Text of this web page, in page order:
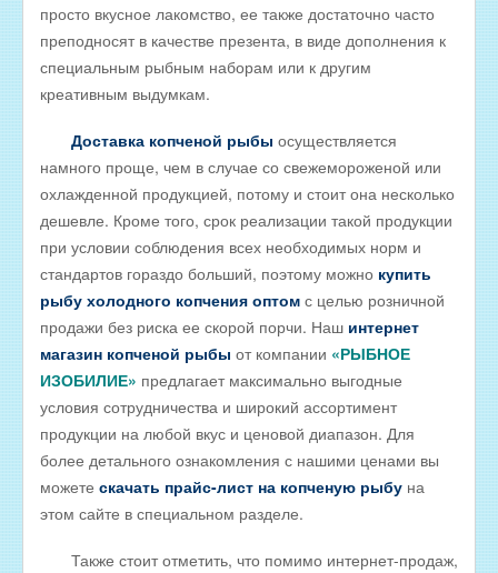
Оптовые цены на РЫБНЫЕ КОНСЕРВЫ
Оптовые цены на РЫБНЫЕ СТЕЙКИ
Оптовые цены на ЖИВУЮ РЫБУ
Оптовые цены на ОХЛАЖДЕННУЮ РЫБУ
Оптовые цены на ВЯЛЕНУЮ РЫБУ
Оптовые цены на ФИЛЕ ИЗ РЫБЫ
Оптовые цены на СОЛЕНУЮ РЫБУ
Оптовые цены на КОПЧЁНУЮ РЫБУ
Скачать все прайсы в одном архиве
МЯСНАЯ ПРОДУКЦИЯ
ОБРАТНАЯ СВЯЗЬ
ИНТЕРНЕТ-МАГАЗИН
просто вкусное лакомство, ее также достаточно часто
преподносят в качестве презента, в виде дополнения к
специальным рыбным наборам или к другим
креативным выдумкам.
Доставка копченой рыбы осуществляется
намного проще, чем в случае со свежемороженой или
охлажденной продукцией, потому и стоит она несколько
дешевле. Кроме того, срок реализации такой продукции
при условии соблюдения всех необходимых норм и
стандартов гораздо больший, поэтому можно купить
рыбу холодного копчения оптом с целью розничной
продажи без риска ее скорой порчи. Наш интернет
магазин копченой рыбы от компании «РЫБНОЕ
ИЗОБИЛИЕ» предлагает максимально выгодные
условия сотрудничества и широкий ассортимент
продукции на любой вкус и ценовой диапазон. Для
более детального ознакомления с нашими ценами вы
можете скачать прайс-лист на копченую рыбу на
этом сайте в специальном разделе.
Также стоит отметить, что помимо интернет-продаж,